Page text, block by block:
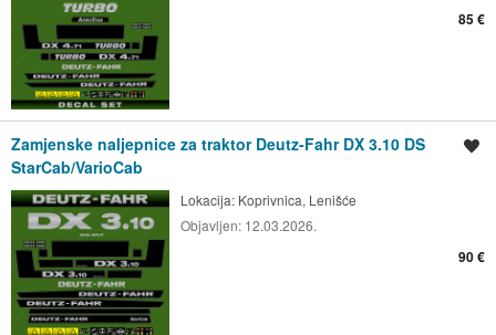
85 €
Zamjenske naljepnice za traktor Deutz-Fahr DX 3.10 DS
StarCab/VarioCab
Lokacija: Koprivnica, Lenišće
Objavljen: 12.03.2026.
90 €